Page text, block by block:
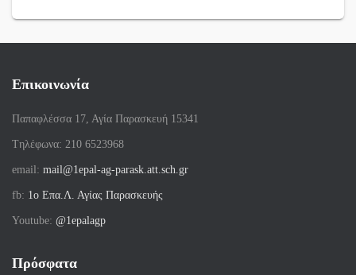
Επικοινωνία
Παπαφλέσσα 17, Αγία Παρασκευή 15341
Tηλέφωνα: 210 6523968
email: mail@1epal-ag-parask.att.sch.gr
fb: 1ο Επα.Λ. Αγίας Παρασκευής
Youtube: @1epalagp
Πρόσφατα